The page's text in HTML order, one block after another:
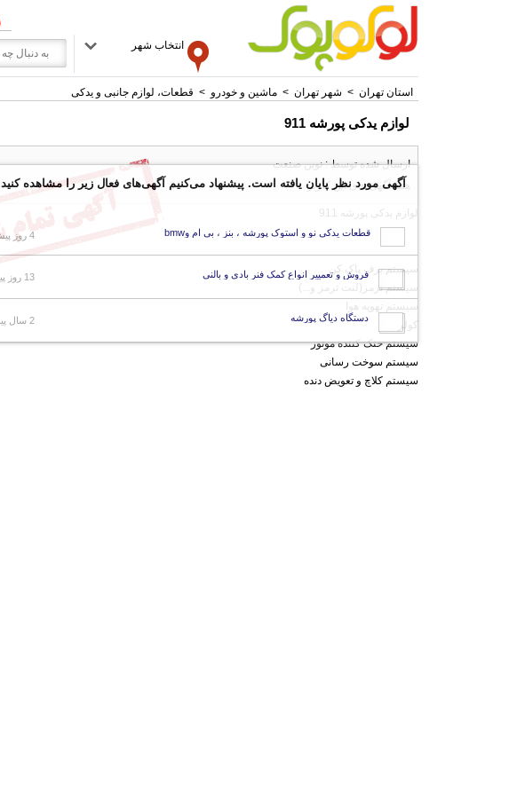
انتخاب شهر
استان تهران > شهر تهران > ماشین و خودرو > قطعات، لوازم جانبی و یدکی
لوازم یدکی پورشه 911
ارسال شده توسط : نوین صنعت
همه آگهی های این کاربر
لوازم یدکی پورشه 911
سیستم برف پاک کن
سیستم ترمز(لنت ترمز و...)
سیستم تهویه هوا
کولر
سیستم خنک کننده موتور
سیستم سوخت رسانی
سیستم کلاچ و تعویض دنده
آگهی مورد نظر پایان یافته است. پیشنهاد می‌کنیم آگهی‌های فعال زیر را مشاهده کنید
قطعات یدکی نو و استوک پورشه ، بنز ، بی ام وbmw 4 روز پیش
فروش و تعمییر انواع کمک فنر بادی و بالنی 13 روز پیش
دستگاه دیاگ پورشه 2 سال پیش